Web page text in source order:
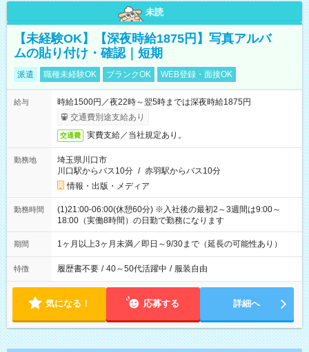
未読
【未経験OK】【深夜時給1875円】写真アルバ
ムの貼り付け・確認｜短期
派遣 職種未経験OK ブランクOK WEB登録・面接OK
給与
時給1500円／夜22時～翌5時までは深夜時給1875円
交通費別途支給あり
交通費 実費支給／当社規定あり。
勤務地
埼玉県川口市
川口駅からバス10分 / 赤羽駅からバス10分
情報・出版・メディア
勤務時間
(1)21:00-06:00(休憩60分) ※入社後の最初2～3週間は9:00～
18:00（実働8時間）の日勤で勤務になります
期間 1ヶ月以上3ヶ月未満／即日～9/30まで（延長の可能性あり）
特徴 履歴書不要 / 40～50代活躍中 / 服装自由
気になる！ 応募する 詳細へ